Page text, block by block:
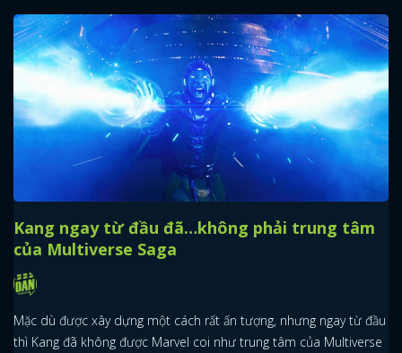
Kang ngay từ đầu đã…không phải trung tâm
của Multiverse Saga
Mặc dù được xây dựng một cách rất ấn tượng, nhưng ngay từ đầu
thì Kang đã không được Marvel coi như trung tâm của Multiverse